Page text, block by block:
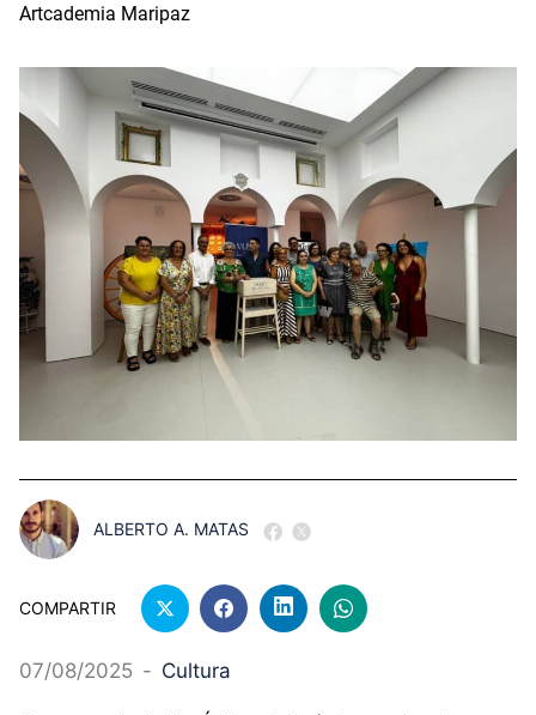
Artcademia Maripaz
ALBERTO A. MATAS
COMPARTIR
07/08/2025 - Cultura